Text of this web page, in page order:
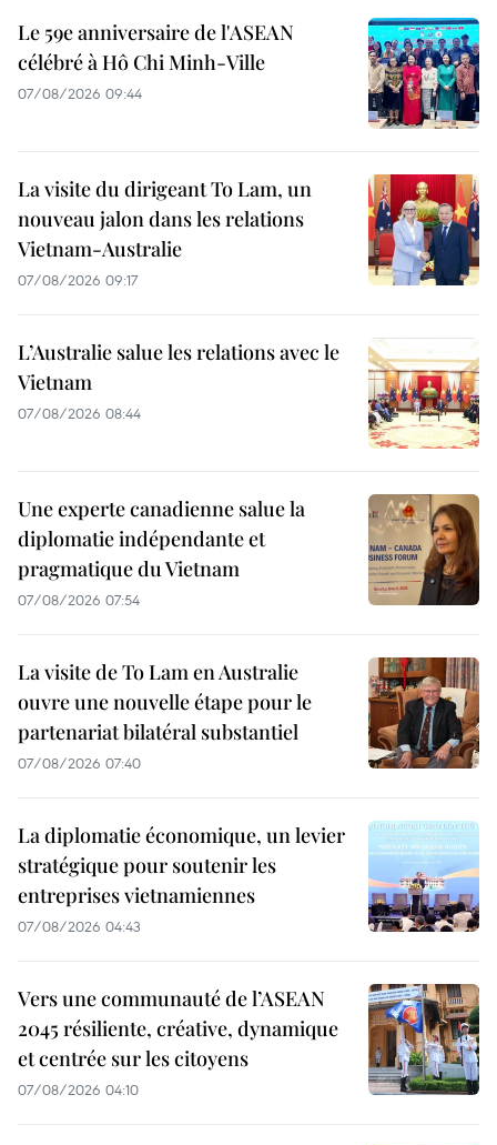
Le 59e anniversaire de l'ASEAN
célébré à Hô Chi Minh-Ville
07/08/2026 09:44
La visite du dirigeant To Lam, un
nouveau jalon dans les relations
Vietnam-Australie
07/08/2026 09:17
L’Australie salue les relations avec le
Vietnam
07/08/2026 08:44
Une experte canadienne salue la
diplomatie indépendante et
pragmatique du Vietnam
07/08/2026 07:54
La visite de To Lam en Australie
ouvre une nouvelle étape pour le
partenariat bilatéral substantiel
07/08/2026 07:40
La diplomatie économique, un levier
stratégique pour soutenir les
entreprises vietnamiennes
07/08/2026 04:43
Vers une communauté de l’ASEAN
2045 résiliente, créative, dynamique
et centrée sur les citoyens
07/08/2026 04:10